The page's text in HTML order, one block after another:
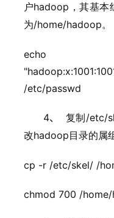
户hadoop ，其基本
为/home/hadoop。
echo
/etc/passwd
4、 复制 /etc/
改hadoop 目录的属
cp -r /etc/skel/ /
chmod 700 /